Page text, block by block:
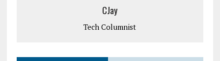
CJay
Tech Columnist